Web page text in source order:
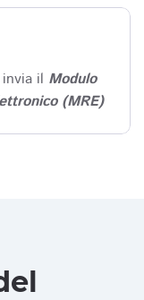
il Modulo
(MRE)